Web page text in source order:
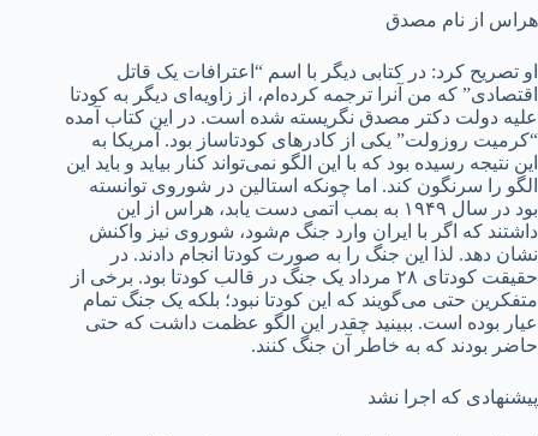
هراس از نام مصدق
او تصریح کرد: در کتابی دیگر با اسم “اعترافات یک قاتل
اقتصادی” که من آنرا ترجمه کرده‌ام، از زاویه‌ای دیگر به کودتا
علیه دولت دکتر مصدق نگریسته شده است. در این کتاب آمده
“کرمیت روزولت” یکی از کادرهای کودتاساز بود. آمریکا به
این نتیجه رسیده بود که با این الگو نمی‌تواند کنار بیاید و باید این
الگو را سرنگون کند. اما چونکه استالین در شوروی توانسته
بود در سال ۱۹۴۹ به بمب اتمی دست یابد، هراس از این
داشتند که اگر با ایران وارد جنگ م‌شود، شوروی نیز واکنش
نشان دهد. لذا این جنگ را به صورت کودتا انجام دادند. در
حقیقت کودتای ۲۸ مرداد یک جنگ در قالب کودتا بود. برخی از
متفکرین حتی می‌گویند که این کودتا نبود؛ بلکه یک جنگ تمام
عیار بوده است. ببینید چقدر این الگو عظمت داشت که حتی
حاضر بودند که به خاطر آن جنگ کنند.
پیشنهادی که اجرا نشد